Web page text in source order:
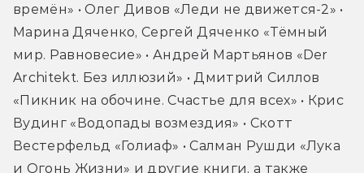
времён» • Олег Дивов «Леди не движется-2» •
Марина Дяченко, Сергей Дяченко «Тёмный
мир. Равновесие» • Андрей Мартьянов «Der
Architekt. Без иллюзий» • Дмитрий Силлов
«Пикник на обочине. Счастье для всех» • Крис
Вудинг «Водопады возмездия» • Скотт
Вестерфельд «Голиаф» • Салман Рушди «Лука
и Огонь Жизни» и другие книги, а также